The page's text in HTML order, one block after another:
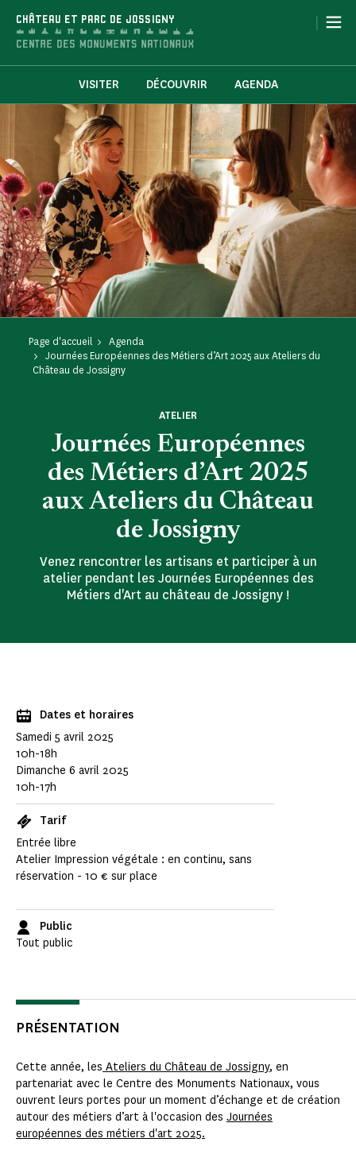
CHÂTEAU ET PARC DE JOSSIGNY |
VISITER DÉCOUVRIR AGENDA
Page d'accueil
Agenda
Journées Européennes des Métiers d’Art 2025 aux Ateliers du
Château de Jossigny
Journées Européennes
des Métiers d’Art 2025
aux Ateliers du Château
de Jossigny
ATELIER
Venez rencontrer les artisans et participer à un
atelier pendant les Journées Européennes des
Métiers d'Art au château de Jossigny !
Dates et horaires
Samedi 5 avril 2025
10h-18h
Dimanche 6 avril 2025
10h-17h
Tarif
Entrée libre
Atelier Impression végétale : en continu, sans
réservation - 10 € sur place
Public
Tout public
PRÉSENTATION
Cette année, les Ateliers du Château de Jossigny, en
partenariat avec le Centre des Monuments Nationaux, vous
ouvrent leurs portes pour un moment d’échange et de création
autour des métiers d’art à l'occasion des Journées
européennes des métiers d'art 2025.